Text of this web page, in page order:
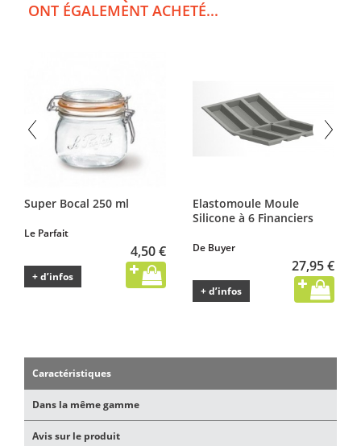
ONT ÉGALEMENT ACHETÉ...
Super Bocal 250 ml
Le Parfait
4,50 €
+ d’infos
Elastomoule Moule
Silicone à 6 Financiers
De Buyer
27,95 €
+ d’infos
Caractéristiques
Dans la même gamme
Avis sur le produit